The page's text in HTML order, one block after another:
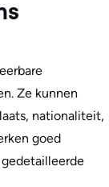
Ze kunnen
nationaliteit,
goed